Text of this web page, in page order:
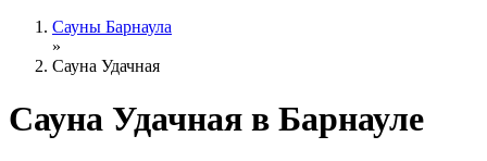
Сауны Барнаула
»
Сауна Удачная
Сауна Удачная в Барнауле